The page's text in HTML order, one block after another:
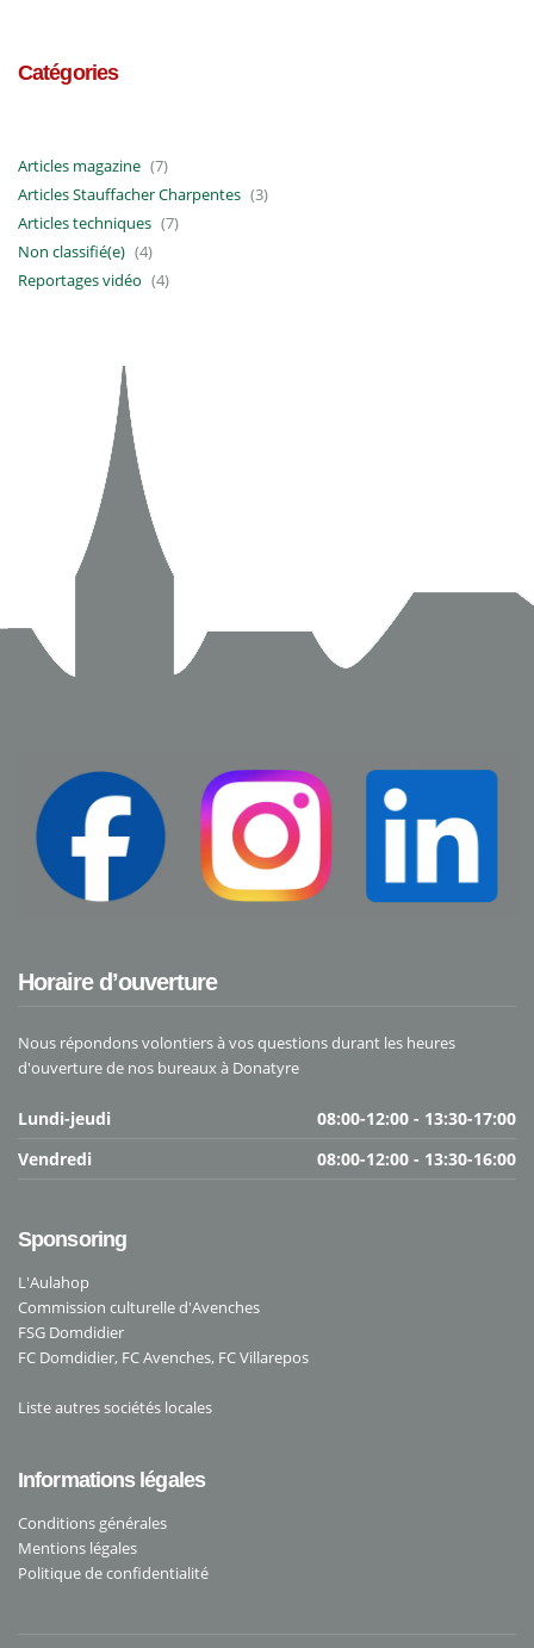
Catégories
Articles magazine (7)
Articles Stauffacher Charpentes (3)
Articles techniques (7)
Non classifié(e) (4)
Reportages vidéo (4)
Horaire d’ouverture
Nous répondons volontiers à vos questions durant les heures
d'ouverture de nos bureaux à Donatyre
Lundi-jeudi
08:00-12:00 - 13:30-17:00
Vendredi
08:00-12:00 - 13:30-16:00
Sponsoring
L'Aulahop
Commission culturelle d'Avenches
FSG Domdidier
FC Domdidier, FC Avenches, FC Villarepos
Liste autres sociétés locales
Informations légales
Conditions générales
Mentions légales
Politique de confidentialité